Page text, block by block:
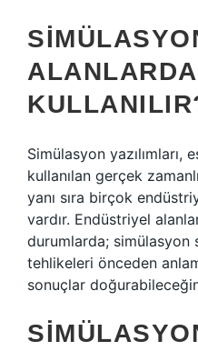
ALANLARDA
Simülasyon yazılımları,
kullanılan gerçek
yanı sıra birçok
vardır. Endüstriyel
durumlarda; simülasyon
tehlikeleri önceden
sonuçlar